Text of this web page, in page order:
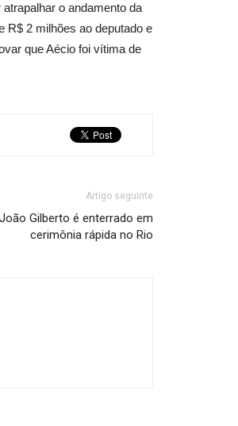
o andamento da
R$ 2 milhões ao deputado e
que Aécio foi vítima de
Artigo seguinte
Gilberto é enterrado em
cerimônia rápida no Rio